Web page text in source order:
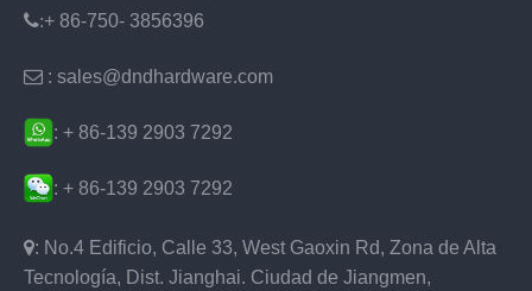
:+ 86-750- 3856396
 : sales@dndhardware.com
: + 86-139 2903 7292
: + 86-139 2903 7292
: No.4 Edificio, Calle 33, West Gaoxin Rd, Zona de Alta
Tecnología, Dist. Jianghai. Ciudad de Jiangmen,